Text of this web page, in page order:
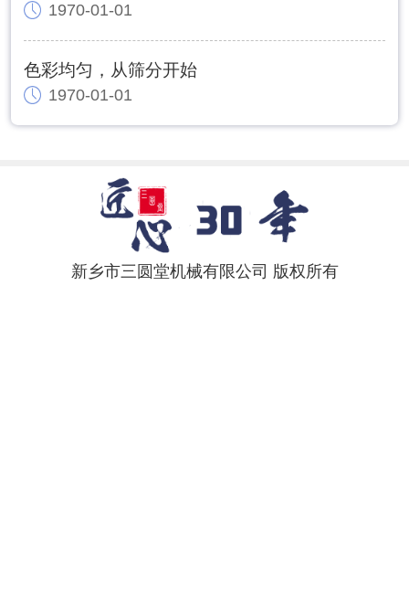
1970-01-01
色彩均匀，从筛分开始
1970-01-01
新乡市三圆堂机械有限公司 版权所有